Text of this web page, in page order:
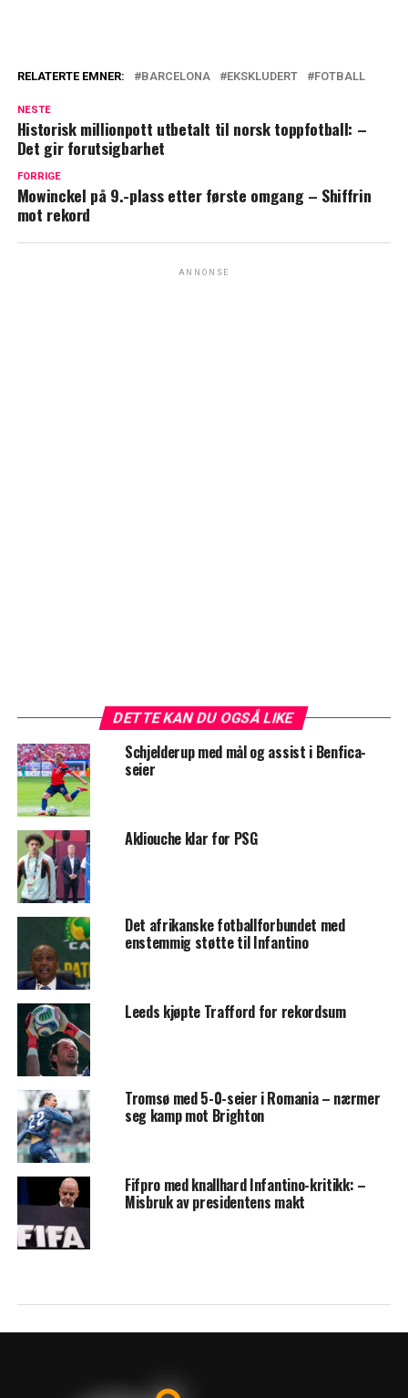
RELATERTE EMNER: BARCELONA EKSKLUDERT FOTBALL
NESTE
Historisk millionpott utbetalt til norsk toppfotball: –
Det gir forutsigbarhet
FORRIGE
Mowinckel på 9.-plass etter første omgang – Shiffrin
mot rekord
ANNONSE
DETTE KAN DU OGSÅ LIKE
Schjelderup med mål og assist i Benfica-
seier
Akliouche klar for PSG
Det afrikanske fotballforbundet med
enstemmig støtte til Infantino
Leeds kjøpte Trafford for rekordsum
Tromsø med 5-0-seier i Romania – nærmer
seg kamp mot Brighton
Fifpro med knallhard Infantino-kritikk: –
Misbruk av presidentens makt